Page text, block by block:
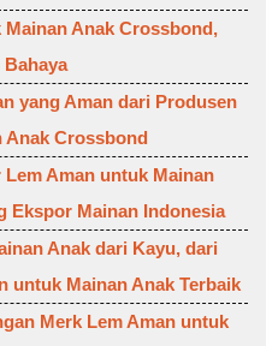
Anak Crossbond,
Bahaya
yang Aman dari Produsen
Anak Crossbond
Aman untuk Mainan
Ekspor Mainan Indonesia
Anak dari Kayu, dari
untuk Mainan Anak Terbaik
Merk Lem Aman untuk